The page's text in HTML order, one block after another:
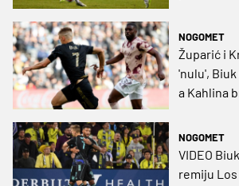
NOGOMET
Župarić i
'nulu',
a Kahlina
NOGOMET
VIDEO
remiju